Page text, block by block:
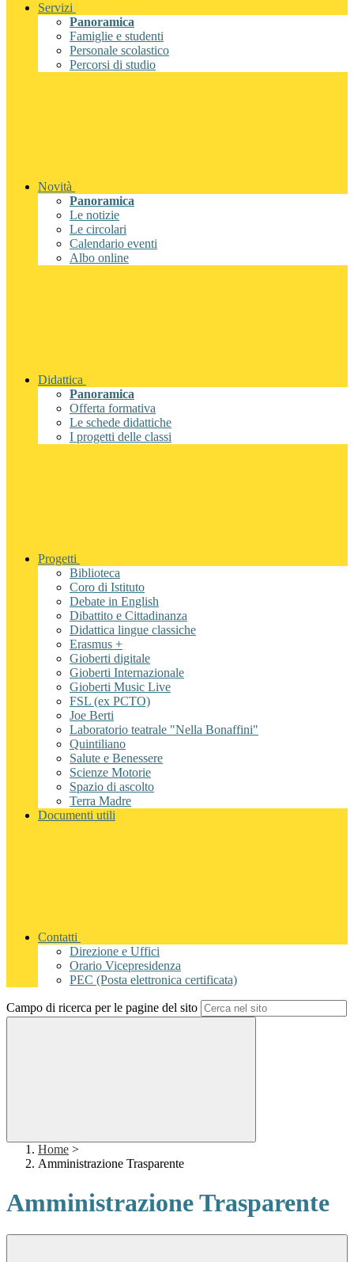
Servizi
Panoramica
Famiglie e studenti
Personale scolastico
Percorsi di studio
Novità
Panoramica
Le notizie
Le circolari
Calendario eventi
Albo online
Didattica
Panoramica
Offerta formativa
Le schede didattiche
I progetti delle classi
Progetti
Biblioteca
Coro di Istituto
Debate in English
Dibattito e Cittadinanza
Didattica lingue classiche
Erasmus +
Gioberti digitale
Gioberti Internazionale
Gioberti Music Live
FSL (ex PCTO)
Joe Berti
Laboratorio teatrale "Nella Bonaffini"
Quintiliano
Salute e Benessere
Scienze Motorie
Spazio di ascolto
Terra Madre
Documenti utili
Contatti
Direzione e Uffici
Orario Vicepresidenza
PEC (Posta elettronica certificata)
Campo di ricerca per le pagine del sito
Home >
Amministrazione Trasparente
Amministrazione Trasparente